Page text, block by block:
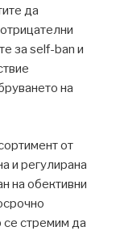
да
за self-ban и
на
от
и регулирана
на обективни
се стремим да